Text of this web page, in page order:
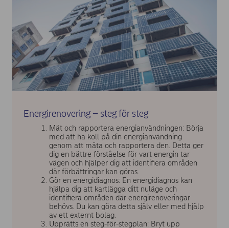
Energirenovering – steg för steg
Mät och rapportera energianvändningen: Börja
med att ha koll på din energianvändning
genom att mäta och rapportera den. Detta ger
dig en bättre förståelse för vart energin tar
vägen och hjälper dig att identifiera områden
där förbättringar kan göras.
Gör en energidiagnos: En energidiagnos kan
hjälpa dig att kartlägga ditt nuläge och
identifiera områden där energirenoveringar
behövs. Du kan göra detta själv eller med hjälp
av ett externt bolag.
Upprätts en steg-för-stegplan: Bryt upp